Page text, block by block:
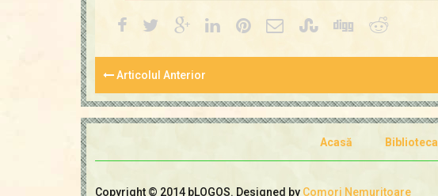
Articolul Anterior
Acasă Biblioteca
Copyright © 2014 bLOGOS. Designed by Comori Nemuritoare